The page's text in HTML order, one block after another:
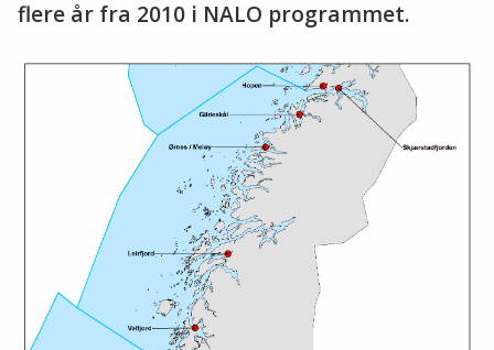
flere år fra 2010 i NALO programmet.